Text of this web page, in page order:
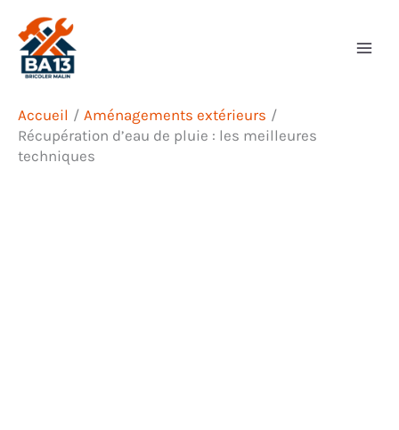
contenu
Accueil
Aménagements extérieurs
Récupération d’eau de pluie : les meilleures
techniques
Rechercher